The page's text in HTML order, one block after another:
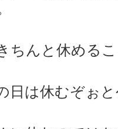
ちんと休める
日は休むぞぉ